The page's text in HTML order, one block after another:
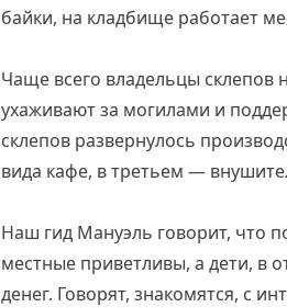
байки, на кладбище работает
Чаще всего владельцы склепов
ухаживают за могилами и
склепов развернулось
вида кафе, в третьем —
Наш гид Мануэль говорит, что
местные приветливы, а дети, в
денег. Говорят, знакомятся, с